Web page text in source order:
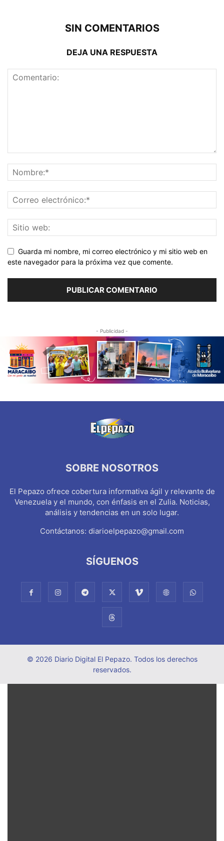
SIN COMENTARIOS
DEJA UNA RESPUESTA
Guarda mi nombre, mi correo electrónico y mi sitio web en
este navegador para la próxima vez que comente.
- Publicidad -
SOBRE NOSOTROS
El Pepazo ofrece cobertura informativa ágil y relevante de
Venezuela y el mundo, con énfasis en el Zulia. Noticias,
análisis y tendencias en un solo lugar.
Contáctanos: diarioelpepazo@gmail.com
SÍGUENOS
© 2026 Diario Digital El Pepazo. Todos los derechos
reservados.